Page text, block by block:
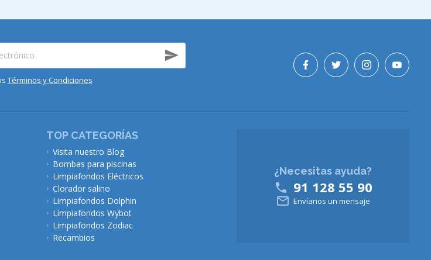
Términos y Condiciones
TOP CATEGORÍAS
Visita nuestro Blog
Bombas para piscinas
Limpiafondos Eléctricos
Clorador salino
Limpiafondos Dolphin
Limpiafondos Wybot
Limpiafondos Zodiac
Recambios
¿Necesitas ayuda?
 91 128 55 90
 Envíanos un mensaje